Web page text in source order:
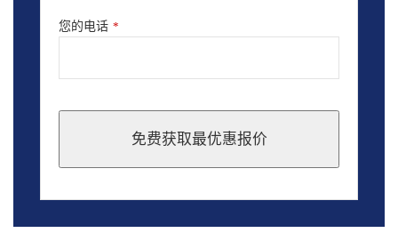
您的电话 *
免费获取最优惠报价
should